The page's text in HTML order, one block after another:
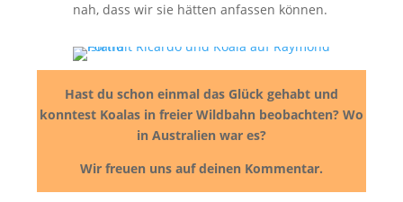
nah, dass wir sie hätten anfassen können.
Hast du schon einmal das Glück gehabt und
konntest Koalas in freier Wildbahn beobachten? Wo
in Australien war es?
Wir freuen uns auf deinen Kommentar.